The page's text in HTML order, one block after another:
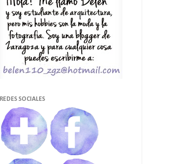
REDES SOCIALES